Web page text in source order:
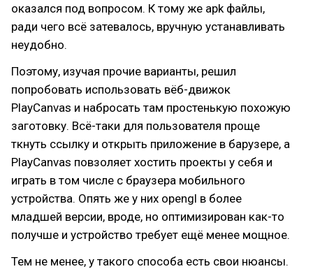
оказался под вопросом. К тому же apk файлы,
ради чего всё затевалось, вручную устанавливать
неудобно.
Поэтому, изучая прочие варианты, решил
попробовать использовать вёб-движок
PlayCanvas и набросать там простенькую похожую
заготовку. Всё-таки для пользователя проще
ткнуть ссылку и открыть приложение в барузере, а
PlayCanvas повзоляет хостить проекты у себя и
играть в том числе с браузера мобильного
устройства. Опять же у них opengl в более
младшей версии, вроде, но оптимизирован как-то
получше и устройство требует ещё менее мощное.
Тем не менее, у такого способа есть свои нюансы.